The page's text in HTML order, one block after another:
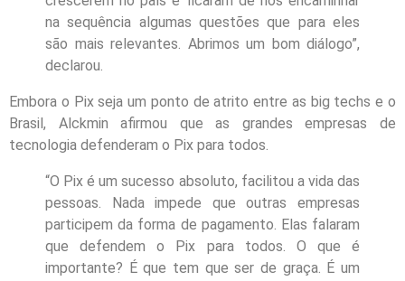
na sequência algumas questões que para eles
são mais relevantes. Abrimos um bom diálogo”,
declarou.
Embora o Pix seja um ponto de atrito entre as big techs e o
Brasil, Alckmin afirmou que as grandes empresas de
tecnologia defenderam o Pix para todos.
“O Pix é um sucesso absoluto, facilitou a vida das
pessoas. Nada impede que outras empresas
participem da forma de pagamento. Elas falaram
que defendem o Pix para todos. O que é
importante? É que tem que ser de graça. É um